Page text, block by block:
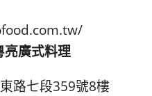
亮廣式料理
路七段359號8樓